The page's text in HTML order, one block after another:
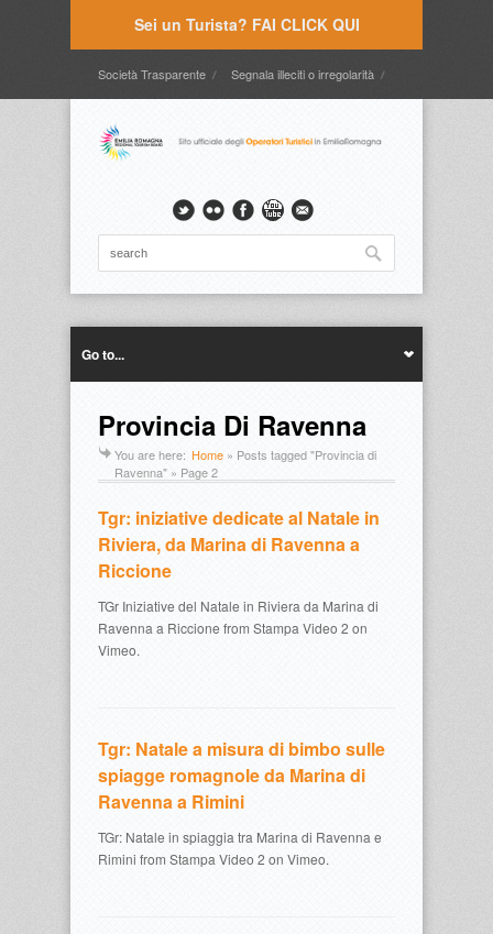
Sei un Turista? FAI CLICK QUI
Società Trasparente Segnala illeciti o irregolarità
Timbrature
Go to...
Provincia Di Ravenna
You are here: Home » Posts tagged "Provincia di
Ravenna" » Page 2
Tgr: iniziative dedicate al Natale in
Riviera, da Marina di Ravenna a
Riccione
TGr Iniziative del Natale in Riviera da Marina di
Ravenna a Riccione from Stampa Video 2 on
Vimeo.
Tgr: Natale a misura di bimbo sulle
spiagge romagnole da Marina di
Ravenna a Rimini
TGr: Natale in spiaggia tra Marina di Ravenna e
Rimini from Stampa Video 2 on Vimeo.